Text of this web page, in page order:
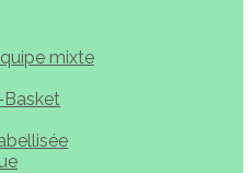
mixte
Basket